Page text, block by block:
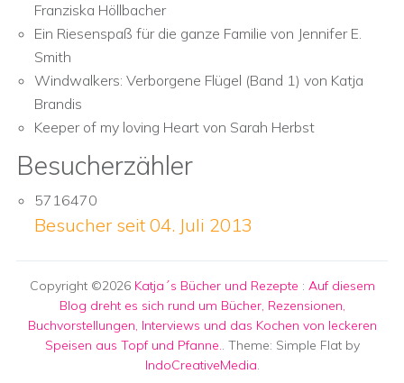
Franziska Höllbacher
Ein Riesenspaß für die ganze Familie von Jennifer E.
Smith
Windwalkers: Verborgene Flügel (Band 1) von Katja
Brandis
Keeper of my loving Heart von Sarah Herbst
Besucherzähler
5716470
Besucher seit 04. Juli 2013
Copyright ©2026 Katja´s Bücher und Rezepte : Auf diesem
Blog dreht es sich rund um Bücher, Rezensionen,
Buchvorstellungen, Interviews und das Kochen von leckeren
Speisen aus Topf und Pfanne.. Theme: Simple Flat by
IndoCreativeMedia.